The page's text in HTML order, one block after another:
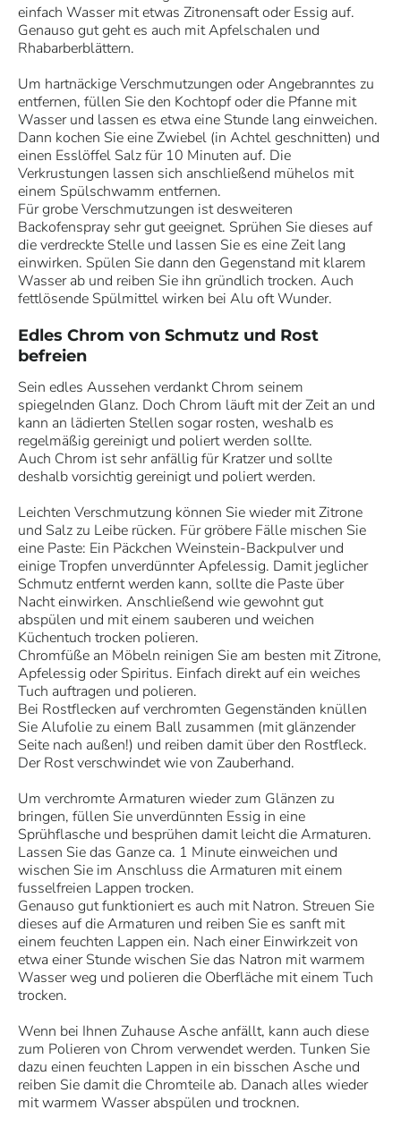
einfach Wasser mit etwas Zitronensaft oder Essig auf.
Genauso gut geht es auch mit Apfelschalen und
Rhabarberblättern.
Um hartnäckige Verschmutzungen oder Angebranntes zu
entfernen, füllen Sie den Kochtopf oder die Pfanne mit
Wasser und lassen es etwa eine Stunde lang einweichen.
Dann kochen Sie eine Zwiebel (in Achtel geschnitten) und
einen Esslöffel Salz für 10 Minuten auf. Die
Verkrustungen lassen sich anschließend mühelos mit
einem Spülschwamm entfernen.
Für grobe Verschmutzungen ist desweiteren
Backofenspray sehr gut geeignet. Sprühen Sie dieses auf
die verdreckte Stelle und lassen Sie es eine Zeit lang
einwirken. Spülen Sie dann den Gegenstand mit klarem
Wasser ab und reiben Sie ihn gründlich trocken. Auch
fettlösende Spülmittel wirken bei Alu oft Wunder.
Edles Chrom von Schmutz und Rost
befreien
Sein edles Aussehen verdankt Chrom seinem
spiegelnden Glanz. Doch Chrom läuft mit der Zeit an und
kann an lädierten Stellen sogar rosten, weshalb es
regelmäßig gereinigt und poliert werden sollte.
Auch Chrom ist sehr anfällig für Kratzer und sollte
deshalb vorsichtig gereinigt und poliert werden.
Leichten Verschmutzung können Sie wieder mit Zitrone
und Salz zu Leibe rücken. Für gröbere Fälle mischen Sie
eine Paste: Ein Päckchen Weinstein-Backpulver und
einige Tropfen unverdünnter Apfelessig. Damit jeglicher
Schmutz entfernt werden kann, sollte die Paste über
Nacht einwirken. Anschließend wie gewohnt gut
abspülen und mit einem sauberen und weichen
Küchentuch trocken polieren.
Chromfüße an Möbeln reinigen Sie am besten mit Zitrone,
Apfelessig oder Spiritus. Einfach direkt auf ein weiches
Tuch auftragen und polieren.
Bei Rostflecken auf verchromten Gegenständen knüllen
Sie Alufolie zu einem Ball zusammen (mit glänzender
Seite nach außen!) und reiben damit über den Rostfleck.
Der Rost verschwindet wie von Zauberhand.
Um verchromte Armaturen wieder zum Glänzen zu
bringen, füllen Sie unverdünnten Essig in eine
Sprühflasche und besprühen damit leicht die Armaturen.
Lassen Sie das Ganze ca. 1 Minute einweichen und
wischen Sie im Anschluss die Armaturen mit einem
fusselfreien Lappen trocken.
Genauso gut funktioniert es auch mit Natron. Streuen Sie
dieses auf die Armaturen und reiben Sie es sanft mit
einem feuchten Lappen ein. Nach einer Einwirkzeit von
etwa einer Stunde wischen Sie das Natron mit warmem
Wasser weg und polieren die Oberfläche mit einem Tuch
trocken.
Wenn bei Ihnen Zuhause Asche anfällt, kann auch diese
zum Polieren von Chrom verwendet werden. Tunken Sie
dazu einen feuchten Lappen in ein bisschen Asche und
reiben Sie damit die Chromteile ab. Danach alles wieder
mit warmem Wasser abspülen und trocknen.